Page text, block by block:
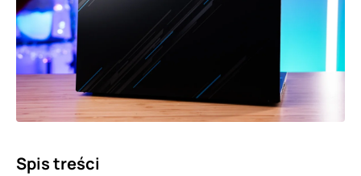
Spis treści